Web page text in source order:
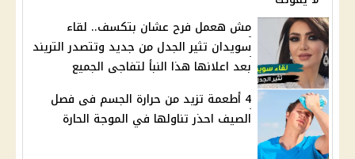
مش هعمل فرح عشان بتكسف.. لقاء
سويدان تثير الجدل من جديد وتتصدر التريند
بعد اعلانها هذا النبأ لتفاجى الجميع
4 أطعمة تزيد من حرارة الجسم فى فصل
الصيف احذر تناولها في الموجة الحارة